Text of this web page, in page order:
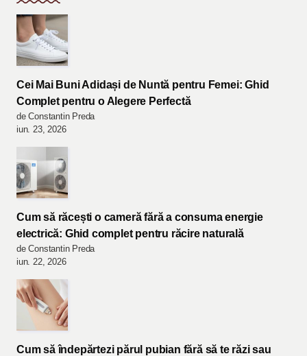
Cei Mai Buni Adidași de Nuntă pentru Femei: Ghid
Complet pentru o Alegere Perfectă
de Constantin Preda
iun. 23, 2026
Cum să răcești o cameră fără a consuma energie
electrică: Ghid complet pentru răcire naturală
de Constantin Preda
iun. 22, 2026
Cum să îndepărtezi părul pubian fără să te răzi sau